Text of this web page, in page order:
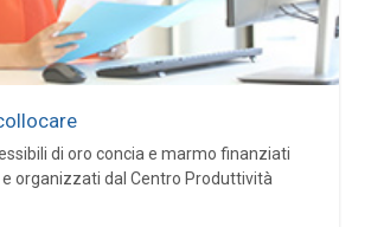
di oro concia e marmo finanziati
e organizzati dal Centro Produttività